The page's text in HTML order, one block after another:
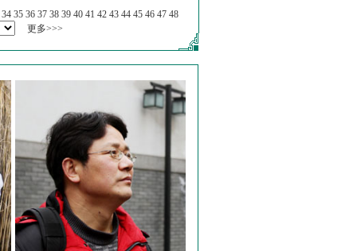
34 35 36 37 38 39 40 41 42 43 44 45 46 47 48
更多>>>